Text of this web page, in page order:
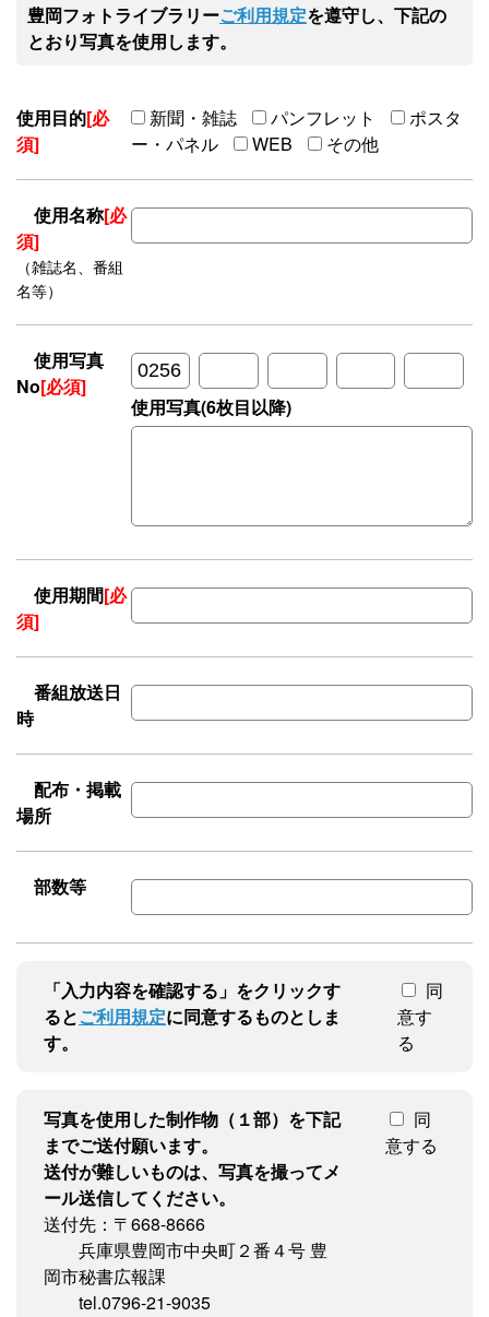
豊岡フォトライブラリーご利用規定を遵守し、下記の
とおり写真を使用します。
使用目的[必
須]
新聞・雑誌 パンフレット
ポスタ
ー・パネル
WEB その他
使用名称[必
須]
（雑誌名、番組
名等）
使用写真
No[必須]
使用写真(6枚目以降)
使用期間[必
須]
番組放送日
時
配布・掲載
場所
部数等
「入力内容を確認する」をクリックす
るとご利用規定に同意するものとしま
す。
同
意す
る
写真を使用した制作物（１部）を下記
までご送付願います。
送付が難しいものは、写真を撮ってメ
ール送信してください。
送付先：〒668-8666
兵庫県豊岡市中央町２番４号 豊
岡市秘書広報課
tel.0796-21-9035
同
意する